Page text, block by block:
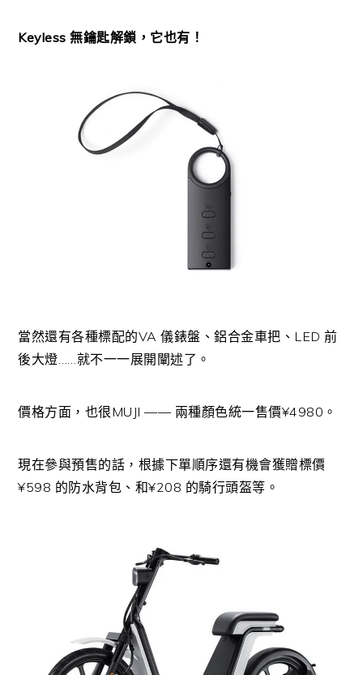
Keyless 無鑰匙解鎖，它也有！
當然還有各種標配的VA 儀錶盤、鋁合金車把、LED 前
後大燈……就不一一展開闡述了。
價格方面，也很MUJI —— 兩種顏色統一售價¥4980。
現在參與預售的話，根據下單順序還有機會獲贈標價
¥598 的防水背包、和¥208 的騎行頭盔等。